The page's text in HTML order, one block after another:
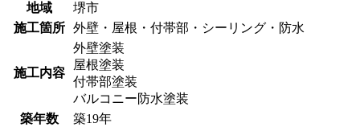
地域
堺市
施工箇所 外壁・屋根・付帯部・シーリング・防水
施工内容
外壁塗装
屋根塗装
付帯部塗装
バルコニー防水塗装
築年数
築19年